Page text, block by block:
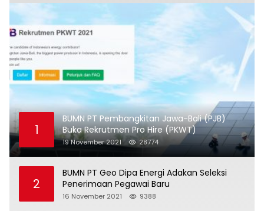
1
BUMN PT Pembangkitan Jawa-Bali (PJB)
Buka Rekrutmen Pro Hire (PKWT)
19 November 2021 28774
2
BUMN PT Geo Dipa Energi Adakan Seleksi
Penerimaan Pegawai Baru
16 November 2021 9388